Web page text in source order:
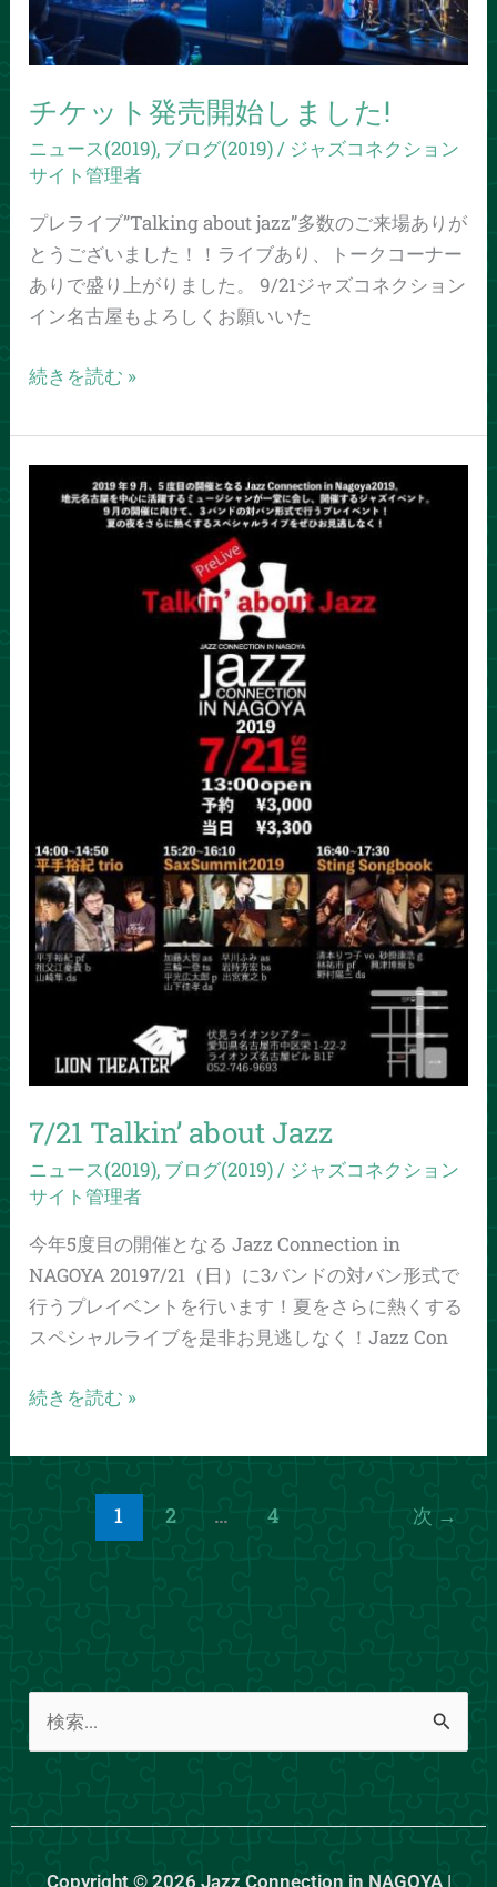
チケット発売開始しました!
ニュース(2019), ブログ(2019)/ ジャズコネクション
サイト管理者
プレライブ”Talking about jazz”多数のご来場ありが
とうございました！！ライブあり、トークコーナー
ありで盛り上がりました。 9/21ジャズコネクション
イン名古屋もよろしくお願いいた
ま
し
続きを読む »
7/21 Talkin’ about Jazz
ニュース(2019), ブログ(2019)/ ジャズコネクション
サイト管理者
今年5度目の開催となる Jazz Connection in
NAGOYA 20197/21（日）に3バンドの対バン形式で
行うプレイベントを行います！夏をさらに熱くする
スペシャルライブを是非お見逃しなく！Jazz Con
Talkin’
続きを読む »
1 2 … 4 次 →
検
Copyright © 2026 Jazz Connection in NAGOYA |